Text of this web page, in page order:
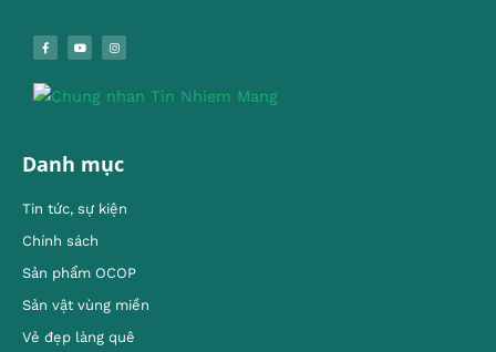
Danh mục
Tin tức, sự kiện
Chính sách
Sản phẩm OCOP
Sản vật vùng miền
Vẻ đẹp làng quê